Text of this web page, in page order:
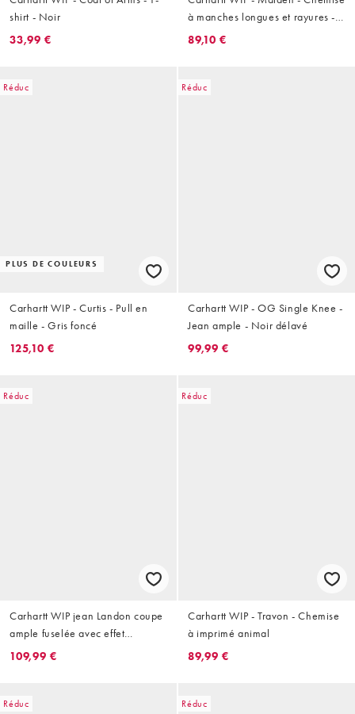
shirt - Noir
33,99 €
à manches longues et rayures -
Vert/blanc
89,10 €
Réduc
PLUS DE COULEURS
Carhartt WIP - Curtis - Pull en
maille - Gris foncé
125,10 €
Réduc
Carhartt WIP - OG Single Knee -
Jean ample - Noir délavé
99,99 €
Réduc
Carhartt WIP jean Landon coupe
ample fuselée avec effet
éclaboussures de peinture en
109,99 €
Réduc
Carhartt WIP - Travon - Chemise
à imprimé animal
89,99 €
Réduc Réduc